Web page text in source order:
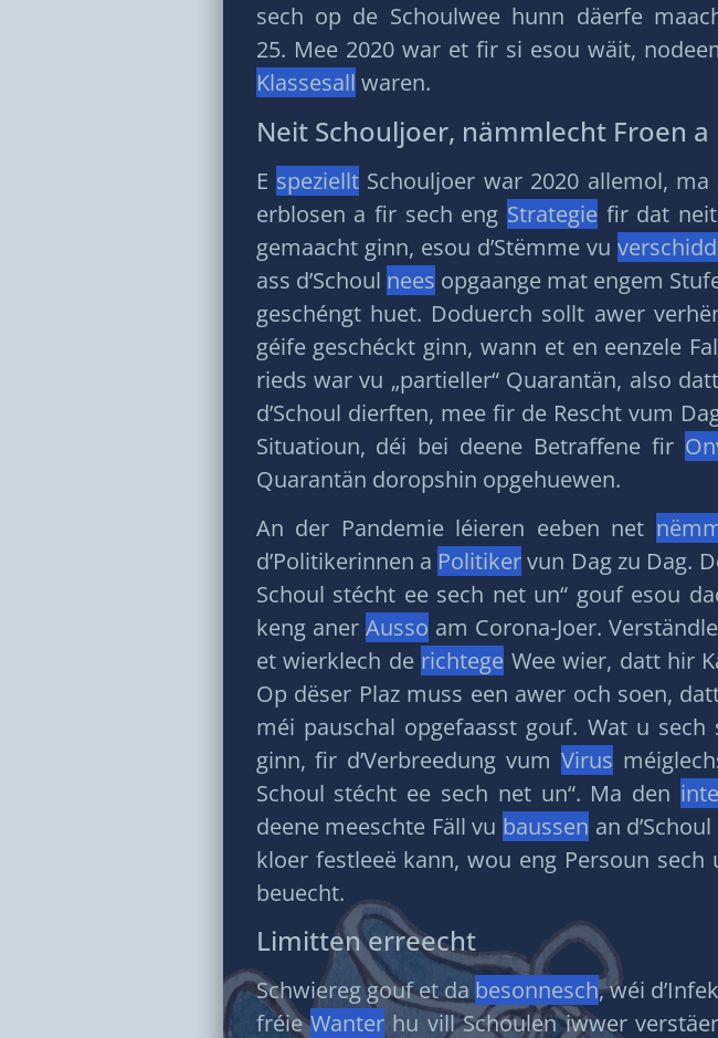
sech op de Schoulwee hunn däerfe
25. Mee 2020 war et fir si esou wäit,
Klassesall waren.
Neit Schouljoer, nämmlecht Froen
E spezielltSchouljoer war 2020 allemol,
erblosen a fir sech eng Strategie fir dat
gemaacht ginn, esou d’Stëmme vu
ass d’Schoul nees opgaange mat engem
geschéngt huet. Doduerch sollt awer
géife geschéckt ginn, wann et en eenzele
rieds war vu „partieller“ Quarantän, also
d’Schoul dierften, mee fir de Rescht vum
Situatioun, déi bei deene Betraffene fir
Quarantän doropshin opgehuewen.
An der Pandemie léieren eeben net
d’Politikerinnen a Politikervun Dag zu Dag.
Schoul stécht ee sech net un“ gouf esou
keng aner Ausso am Corona-Joer.
et wierklech de richtege Wee wier, datt hir
Op dëser Plaz muss een awer och soen,
méi pauschal opgefaasst gouf. Wat u
ginn, fir d’Verbreedung vum Virus
Schoul stécht ee sech net un“. Ma den
deene meeschte Fäll vu baussen an
kloer festleeë kann, wou eng Persoun sech
beuecht.
Limitten erreecht
Schwiereg gouf et da besonnesch, wéi
fréieWanter hu vill Schoulen iwwer